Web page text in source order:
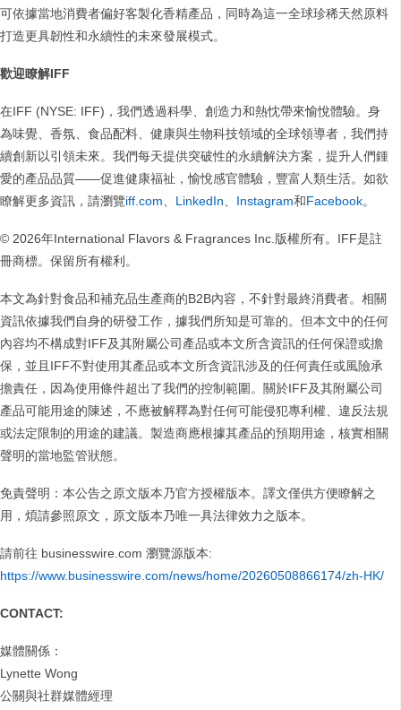
可依據當地消費者偏好客製化香精產品，同時為這一全球珍稀天然原料
打造更具韌性和永續性的未來發展模式。
歡迎瞭解IFF
在IFF (NYSE: IFF)，我們透過科學、創造力和熱忱帶來愉悅體驗。身
為味覺、香氛、食品配料、健康與生物科技領域的全球領導者，我們持
續創新以引領未來。我們每天提供突破性的永續解決方案，提升人們鍾
愛的產品品質——促進健康福祉，愉悅感官體驗，豐富人類生活。如欲
瞭解更多資訊，請瀏覽iff.com、 LinkedIn、 Instagram和Facebook。
© 2026年International Flavors & Fragrances Inc.版權所有。IFF是註
冊商標。保留所有權利。
本文為針對食品和補充品生產商的B2B內容，不針對最終消費者。相關
資訊依據我們自身的研發工作，據我們所知是可靠的。但本文中的任何
內容均不構成對IFF及其附屬公司產品或本文所含資訊的任何保證或擔
保，並且IFF不對使用其產品或本文所含資訊涉及的任何責任或風險承
擔責任，因為使用條件超出了我們的控制範圍。關於IFF及其附屬公司
產品可能用途的陳述，不應被解釋為對任何可能侵犯專利權、違反法規
或法定限制的用途的建議。製造商應根據其產品的預期用途，核實相關
聲明的當地監管狀態。
免責聲明：本公告之原文版本乃官方授權版本。譯文僅供方便瞭解之
用，煩請參照原文，原文版本乃唯一具法律效力之版本。
請前往 businesswire.com 瀏覽源版本:
https://www.businesswire.com/news/home/20260508866174/zh-HK/
CONTACT:
媒體關係：
Lynette Wong
公關與社群媒體經理